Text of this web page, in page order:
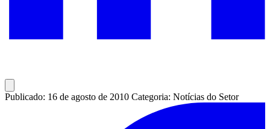
Publicado: 16 de agosto de 2010 Categoria: Notícias do Setor